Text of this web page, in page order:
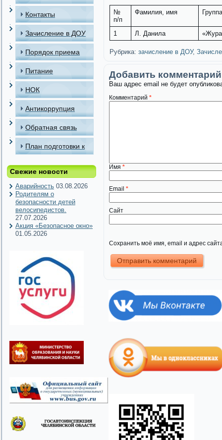
Контакты
Зачисление в ДОУ
Порядок приема
детей в МАДОУ
Питание
НОК
Антикоррупция
Обратная связь
План подготовки к
периоду
Свежие новости
Аварийность 03.08.2026
Родителям о
безопасности детей
велосипедистов.
27.07.2026
Акция «Безопасное окно»
01.05.2026
№
п/п
Фамилия, имя Группа
1 Л. Данила
Рубрика: зачисление в ДОУ,
Добавить комментарий
Ваш адрес email не будет
Комментарий *
Имя *
Email *
Сайт
Сохранить моё имя, email и адрес